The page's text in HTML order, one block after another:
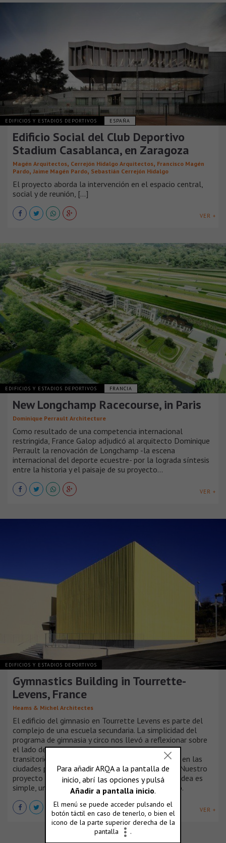
EDIFICIOS Y ESTADIOS DEPORTIVOS ESPAÑA
Edificio Social del Club Deportivo
Stadium Casablanca, en Zaragoza
Magén Arquitectos, Cerrejón Hidalgo Arquitectos, Francisco Magén
Pardo, Jaime Magén Pardo, Sebastián Cerrejón Hidalgo
El proyecto aborda la intervención en el espacio central,
social y de reunión, [...]
VER +
EDIFICIOS Y ESTADIOS DEPORTIVOS FRANCIA
New Longchamp Racecourse, in Paris
Dominique Perrault Architecture
Como resultado de una competencia internacional
restringida, France Galop adjudicó al arquitecto Dominique
Perrault la renovación de Longchamp -la escena
internacional del deporte ecuestre- por la lograda síntesis
entre la historia y el paisaje de su proyecto...
VER +
EDIFICIOS Y ESTADIOS DEPORTIVOS
Gymnastics Building in Tourrette-
Levens, France
Heams & Michel Architectes
El edificio del gimnasio en Tourrette Levens es parte del
complejo de una escuela secundaria. La simplicidad del
programa de gimnasia y circo nos llevó a reflexionar sobre
el lado de plástico del proyecto. De hecho, la
transitoriedad del circo que se monta y desmonta en las
ciudades permanece en el inconsciente colectivo. Nuestro
proyecto es una alegoría de la carpa del circo. La idea es
simple, una caja de hormigón cubierta con un paño.
VER +